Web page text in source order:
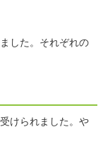
した。それぞれの
けられました。や